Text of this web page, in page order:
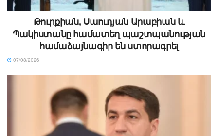
Թուրքիան, Սաուդյան Արաբիան և
Պակիստանը համատեղ պաշտպանության
համաձայնագիր են ստորագրել
07/08/2026